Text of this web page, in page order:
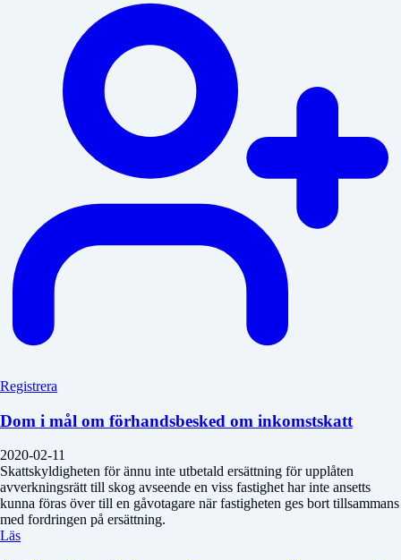
Registrera
Dom i mål om förhandsbesked om inkomstskatt
2020-02-11
Skattskyldigheten för ännu inte utbetald ersättning för upplåten
avverkningsrätt till skog avseende en viss fastighet har inte ansetts
kunna föras över till en gåvotagare när fastigheten ges bort tillsammans
med fordringen på ersättning.
Läs